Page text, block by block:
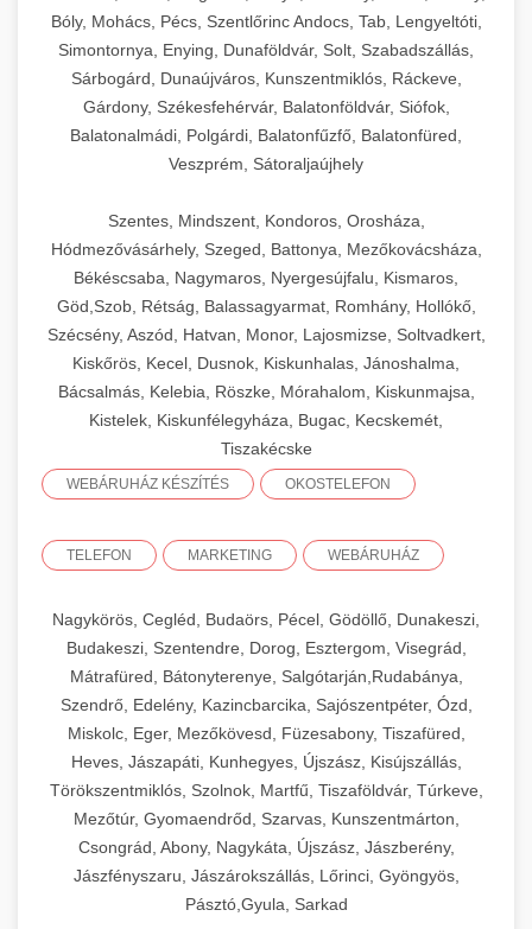
Bóly, Mohács, Pécs, Szentlőrinc Andocs, Tab, Lengyeltóti,
Simontornya, Enying, Dunaföldvár, Solt, Szabadszállás,
Sárbogárd, Dunaújváros, Kunszentmiklós, Ráckeve,
Gárdony, Székesfehérvár, Balatonföldvár, Siófok,
Balatonalmádi, Polgárdi, Balatonfűzfő, Balatonfüred,
Veszprém, Sátoraljaújhely
Szentes, Mindszent, Kondoros, Orosháza,
Hódmezővásárhely, Szeged, Battonya, Mezőkovácsháza,
Békéscsaba, Nagymaros, Nyergesújfalu, Kismaros,
Göd,Szob, Rétság, Balassagyarmat, Romhány, Hollókő,
Szécsény, Aszód, Hatvan, Monor, Lajosmizse, Soltvadkert,
Kiskőrös, Kecel, Dusnok, Kiskunhalas, Jánoshalma,
Bácsalmás, Kelebia, Röszke, Mórahalom, Kiskunmajsa,
Kistelek, Kiskunfélegyháza, Bugac, Kecskemét,
Tiszakécske
WEBÁRUHÁZ KÉSZÍTÉS OKOSTELEFON
TELEFON MARKETING WEBÁRUHÁZ
Nagykörös, Cegléd, Budaörs, Pécel, Gödöllő, Dunakeszi,
Budakeszi, Szentendre, Dorog, Esztergom, Visegrád,
Mátrafüred, Bátonyterenye, Salgótarján,Rudabánya,
Szendrő, Edelény, Kazincbarcika, Sajószentpéter, Ózd,
Miskolc, Eger, Mezőkövesd, Füzesabony, Tiszafüred,
Heves, Jászapáti, Kunhegyes, Újszász, Kisújszállás,
Törökszentmiklós, Szolnok, Martfű, Tiszaföldvár, Túrkeve,
Mezőtúr, Gyomaendrőd, Szarvas, Kunszentmárton,
Csongrád, Abony, Nagykáta, Újszász, Jászberény,
Jászfényszaru, Jászárokszállás, Lőrinci, Gyöngyös,
Pásztó,Gyula, Sarkad